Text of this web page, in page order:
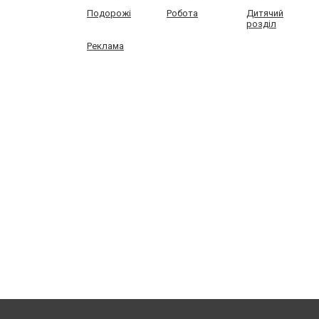
Подорожі Робота
Дитячий
розділ
Реклама